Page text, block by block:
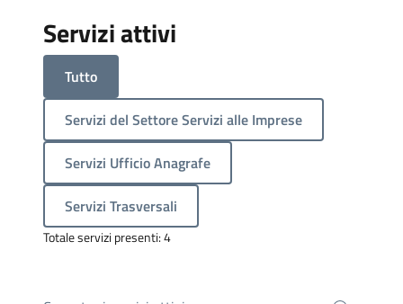
Servizi attivi
Tutto
Servizi del Settore Servizi alle Imprese
Servizi Ufficio Anagrafe
Servizi Trasversali
Totale servizi presenti: 4